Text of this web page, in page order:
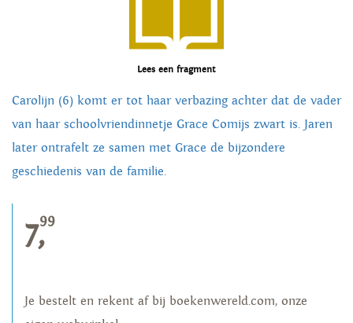
Lees een fragment
Carolijn (6) komt er tot haar verbazing achter dat de vader
van haar schoolvriendinnetje Grace Comijs zwart is. Jaren
later ontrafelt ze samen met Grace de bijzondere
geschiedenis van de familie.
7,99
Je bestelt en rekent af bij boekenwereld.com, onze